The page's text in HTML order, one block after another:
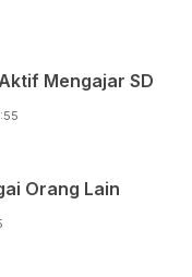
Mengajar SD
Orang Lain